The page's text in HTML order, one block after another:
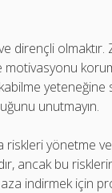
dirençli
yeteneğine
unutmayın.
riskleri yönetme
ancak bu
indirmek için